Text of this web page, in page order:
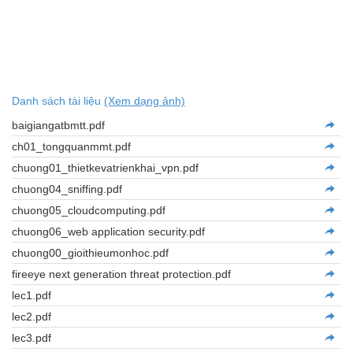
Danh sách tài liệu (Xem dạng ảnh)
baigiangatbmtt.pdf
ch01_tongquanmmt.pdf
chuong01_thietkevatrienkhai_vpn.pdf
chuong04_sniffing.pdf
chuong05_cloudcomputing.pdf
chuong06_web application security.pdf
chuong00_gioithieumonhoc.pdf
fireeye next generation threat protection.pdf
lec1.pdf
lec2.pdf
lec3.pdf